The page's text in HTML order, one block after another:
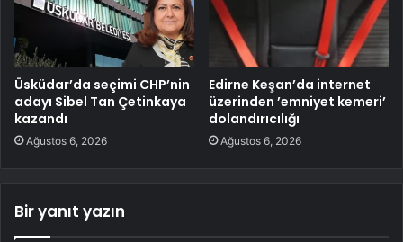
Üsküdar’da seçimi CHP’nin
adayı Sibel Tan Çetinkaya
kazandı
Ağustos 6, 2026
Edirne Keşan’da internet
üzerinden ’emniyet kemeri’
dolandırıcılığı
Ağustos 6, 2026
Bir yanıt yazın